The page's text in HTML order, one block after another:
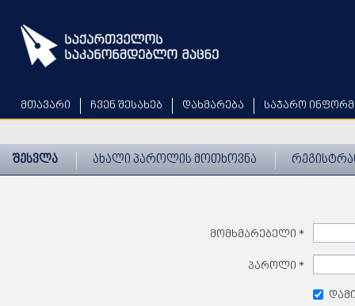
main
content
მთავარი ჩვენ შესახებ დახმარება საჯარო
შესვლა ახალი პაროლის მოთხოვნა
მომხმარებელი *
პაროლი *